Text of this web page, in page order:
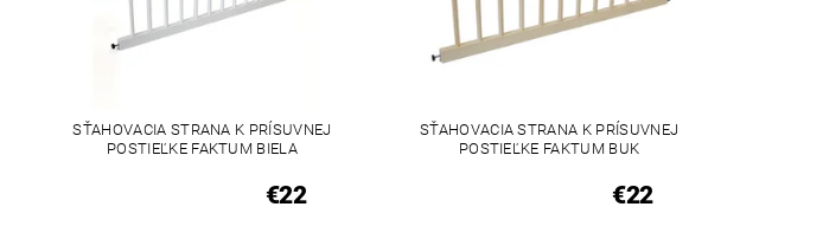
SŤAHOVACIA STRANA K PRÍSUVNEJ
POSTIEĽKE FAKTUM BIELA
€22
SŤAHOVACIA STRANA K PRÍSUVNEJ
POSTIEĽKE FAKTUM BUK
€22